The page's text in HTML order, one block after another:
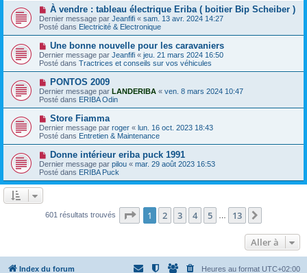
s
s
a
g
e
a
u
m
e
s
s
a
g
e
N
o
u
v
e
a
u
m
e
s
a
g
e
À vendre : tableau électrique Eriba ( boitier Bip Scheiber )
Dernier message par Jeanfifi « sam. 13 avr. 2024 14:27
Posté dans Electricité & Electronique
N
o
u
v
e
a
u
m
e
s
s
a
g
e
Une bonne nouvelle pour les caravaniers
Dernier message par Jeanfifi « jeu. 21 mars 2024 16:50
Posté dans Tractrices et conseils sur vos véhicules
N
o
u
v
e
a
u
m
e
s
a
g
e
PONTOS 2009
Dernier message par LANDERIBA « ven. 8 mars 2024 10:47
Posté dans ERIBA Odin
N
o
u
v
e
a
u
m
e
g
Store Fiamma
Dernier message par roger « lun. 16 oct. 2023 18:43
Posté dans Entretien & Maintenance
N
o
u
v
e
m
e
Donne intérieur eriba puck 1991
Dernier message par pilou « mar. 29 août 2023 16:53
Posté dans ERIBA Puck
601 résultats trouvés Page 1sur13
1 2 3 4 5 13
Aller à
Index du forum Heures au format UTC+02:00